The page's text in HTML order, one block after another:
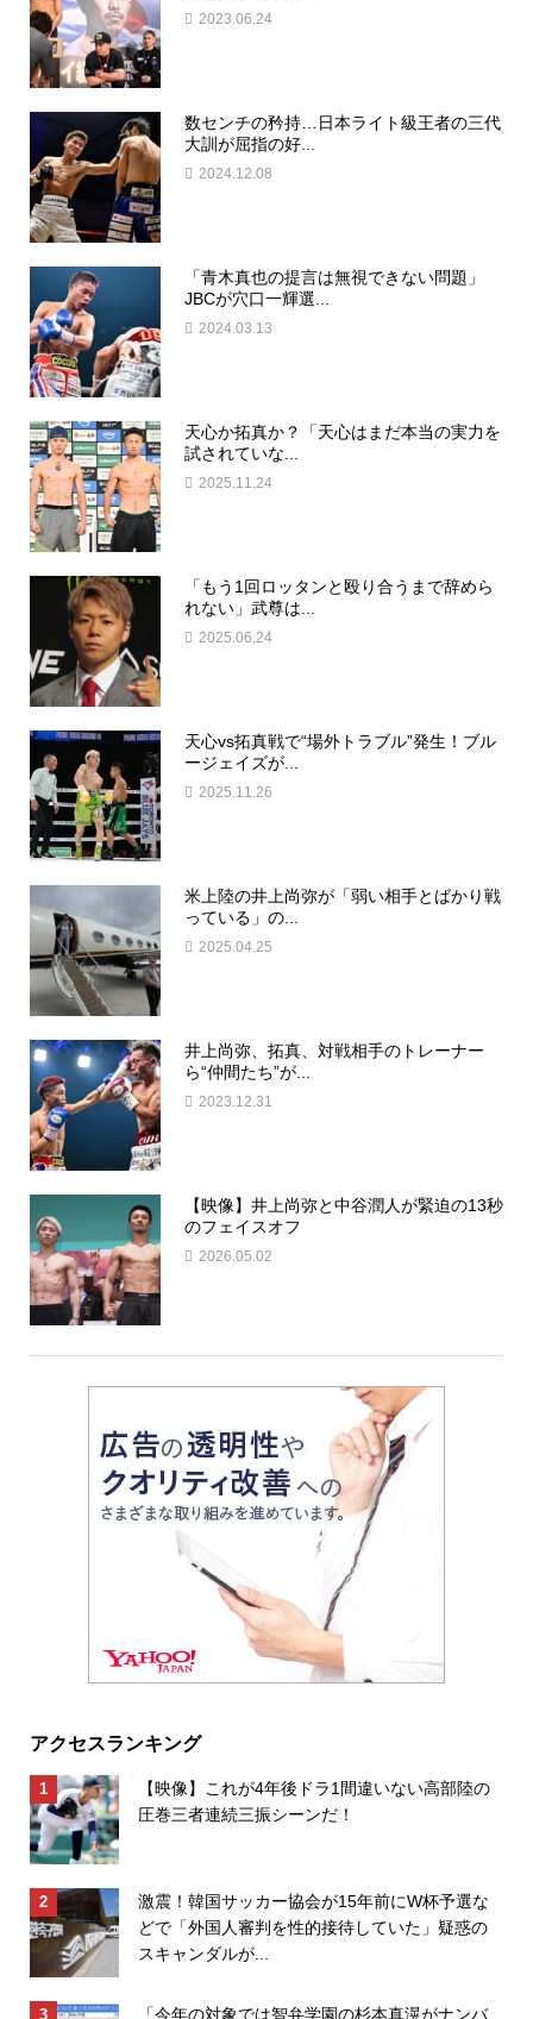
2023.06.24
数センチの矜持…日本ライト級王者の三代
大訓が屈指の好...
2024.12.08
「青木真也の提言は無視できない問題」
JBCが穴口一輝選...
2024.03.13
天心か拓真か？「天心はまだ本当の実力を
試されていな...
2025.11.24
「もう1回ロッタンと殴り合うまで辞めら
れない」武尊は...
2025.06.24
天心vs拓真戦で“場外トラブル”発生！ブル
ージェイズが...
2025.11.26
米上陸の井上尚弥が「弱い相手とばかり戦
っている」の...
2025.04.25
井上尚弥、拓真、対戦相手のトレーナー
ら“仲間たち”が...
2023.12.31
【映像】井上尚弥と中谷潤人が緊迫の13秒
のフェイスオフ
2026.05.02
アクセスランキング
【映像】これが4年後ドラ1間違いない高部陸の
圧巻三者連続三振シーンだ！
激震！韓国サッカー協会が15年前にW杯予選な
どで「外国人審判を性的接待していた」疑惑の
スキャンダルが...
「今年の対象では智弁学園の杉本真滉がナンバ